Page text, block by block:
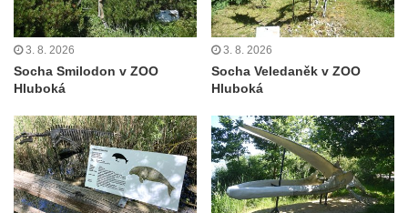
Busta Ludwiga van Beethovena v sadech
B. Smetany v Duchcově
Pomník neznámého účelu v sadech Boženy
Památník Johanna Wolfganga Goetha u
polikliniky v Nejdku
Socha svatého Salvátora před kostelem
svatých Petra a Pavla v Jeníkově
3. 8. 2026
Socha Smilodon v ZOO
Hluboká
3. 8. 2026
Socha Veledaněk v ZOO
Hluboká